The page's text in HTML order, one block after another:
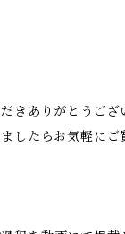
きありがとうござ
したらお気軽にご